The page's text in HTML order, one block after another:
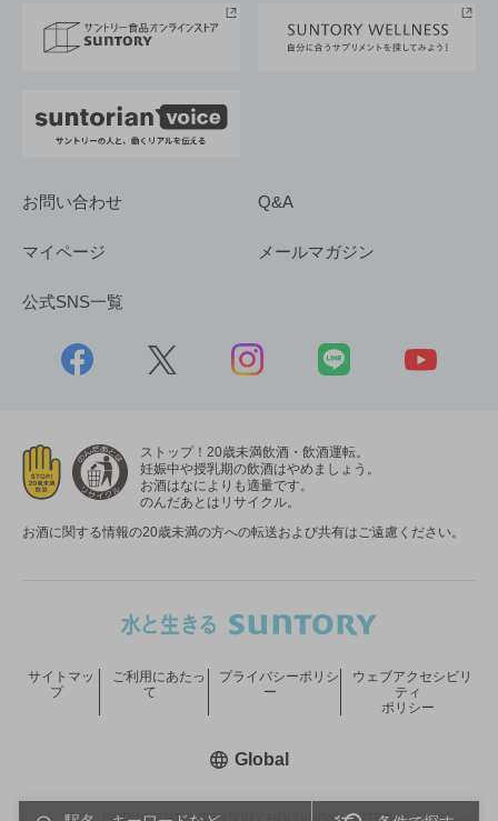
採用情報
お問い合わせ Q&A
マイページ メールマガジン
公式SNS一覧
ストップ！20歳未満飲酒・飲酒運転。
妊娠中や授乳期の飲酒はやめましょう。
お酒はなによりも適量です。
のんだあとはリサイクル。
お酒に関する情報の20歳未満の方への転送および共有はご遠慮ください。
サイトマッ
プ
ご利用にあたっ
て
プライバシーポリシ
ー
ウェブアクセシビリ
ティ
ポリシー
Global新しいウィンドウで開く